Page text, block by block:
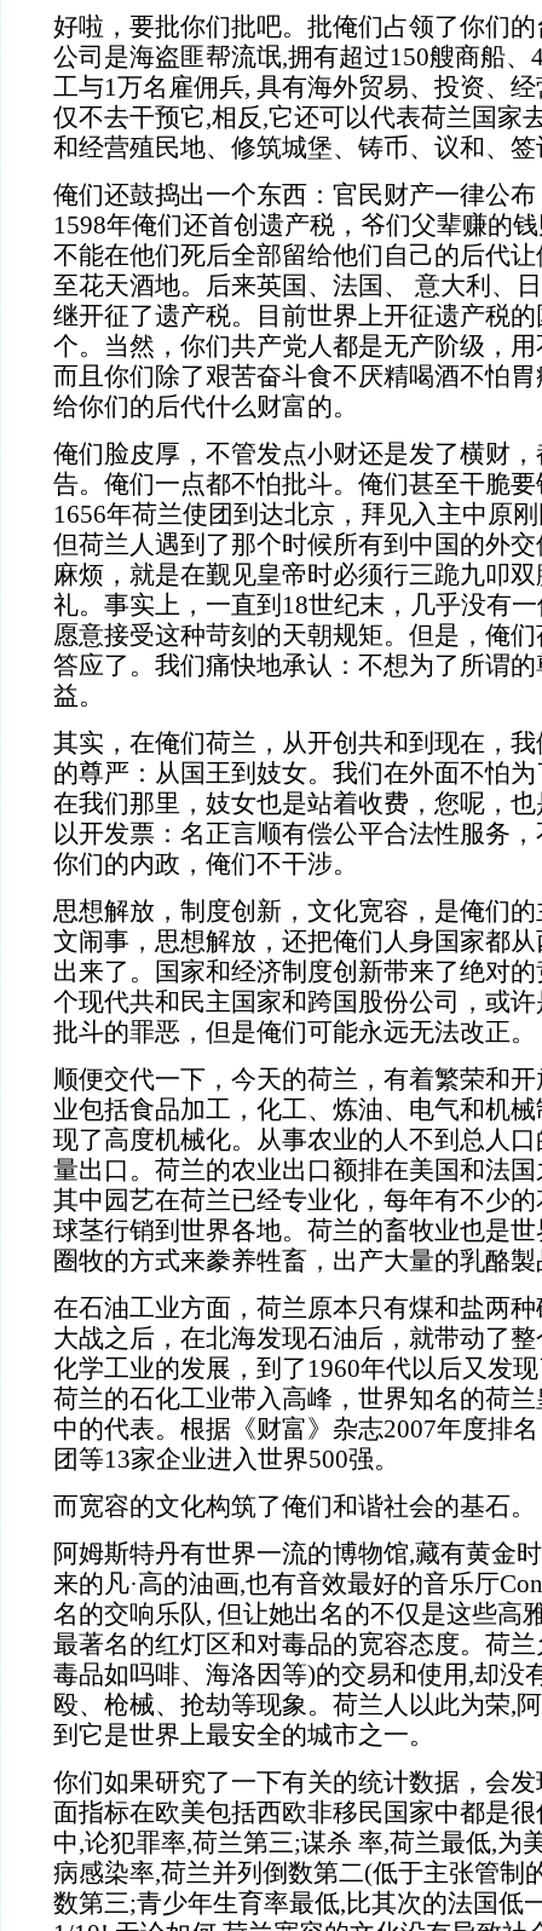
好啦，要批你们批吧。批俺们占领了你们
公司是海盗匪帮流氓,拥有超过150艘商船、
工与1万名雇佣兵, 具有海外贸易、投资、
仅不去干预它,相反,它还可以代表荷兰国家
和经营殖民地、修筑城堡、铸币、议和、
俺们还鼓捣出一个东西：官民财产一律公
1598年俺们还首创遗产税，爷们父辈赚的
不能在他们死后全部留给他们自己的后代
至花天酒地。后来英国、法国、 意大利、
继开征了遗产税。目前世界上开征遗产税
个。当然，你们共产党人都是无产阶级，
而且你们除了艰苦奋斗食不厌精喝酒不怕
给你们的后代什么财富的。
俺们脸皮厚，不管发点小财还是发了横财
告。俺们一点都不怕批斗。俺们甚至干脆
1656年荷兰使团到达北京，拜见入主中原
但荷兰人遇到了那个时候所有到中国的外
麻烦，就是在觐见皇帝时必须行三跪九叩
礼。事实上，一直到18世纪末，几乎没有
愿意接受这种苛刻的天朝规矩。但是，俺
答应了。我们痛快地承认：不想为了所谓
益。
其实，在俺们荷兰，从开创共和到现在，
的尊严：从国王到妓女。我们在外面不怕
在我们那里，妓女也是站着收费，您呢，
以开发票：名正言顺有偿公平合法性服务
你们的内政，俺们不干涉。
思想解放，制度创新，文化宽容，是俺们
文闹事，思想解放，还把俺们人身国家都
出来了。国家和经济制度创新带来了绝对
个现代共和民主国家和跨国股份公司，或
批斗的罪恶，但是俺们可能永远无法改正。
顺便交代一下，今天的荷兰，有着繁荣和
业包括食品加工，化工、炼油、电气和机
现了高度机械化。从事农业的人不到总人
量出口。荷兰的农业出口额排在美国和法
其中园艺在荷兰已经专业化，每年有不少
球茎行销到世界各地。荷兰的畜牧业也是
圈牧的方式来豢养牲畜，出产大量的乳酪製
在石油工业方面，荷兰原本只有煤和盐两
大战之后，在北海发现石油后，就带动了
化学工业的发展，到了1960年代以后又发
荷兰的石化工业带入高峰，世界知名的荷
中的代表。根据《财富》杂志2007年度排
团等13家企业进入世界500强。
而宽容的文化构筑了俺们和谐社会的基石。
阿姆斯特丹有世界一流的博物馆,藏有黄金
来的凡·高的油画,也有音效最好的音乐厅
名的交响乐队, 但让她出名的不仅是这些高
最著名的红灯区和对毒品的宽容态度。荷
毒品如吗啡、海洛因等)的交易和使用,却没
殴、枪械、抢劫等现象。荷兰人以此为荣,
到它是世界上最安全的城市之一。
你们如果研究了一下有关的统计数据，会
面指标在欧美包括西欧非移民国家中都是
中,论犯罪率,荷兰第三;谋杀 率,荷兰最低,为
病感染率,荷兰并列倒数第二(低于主张管制
数第三;青少年生育率最低,比其次的法国低